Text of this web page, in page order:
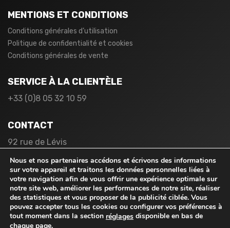
MENTIONS ET CONDITIONS
Conditions générales d’utilisation
Politique de confidentialité et cookies
Conditions générales de vente
SERVICE À LA CLIENTÈLE
+33 (0)8 05 32 10 59
CONTACT
92 rue de Lévis
France
Nous et nos partenaires accédons et écrivons des informations
sur votre appareil et traitons les données personnelles liées à
votre navigation afin de vous offrir une expérience optimale sur
notre site web, améliorer les performances de notre site, réaliser
des statistiques et vous proposer de la publicité ciblée. Vous
pouvez accepter tous les cookies ou configurer vos préférences à
tout moment dans la section réglages disponible en bas de
chaque page.